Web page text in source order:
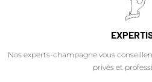
Nos experts-champagne vous
privés et